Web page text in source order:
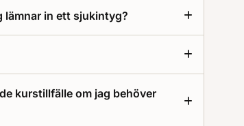
lämnar in ett sjukintyg?
kurstillfälle om jag behöver